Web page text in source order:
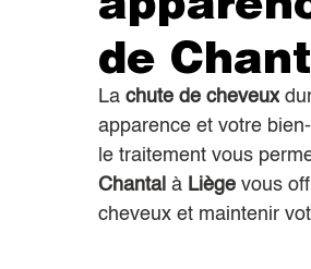
de
La chute de cheveux
apparence et votre
le traitement vous
Chantal à Liège vous
cheveux et maintenir